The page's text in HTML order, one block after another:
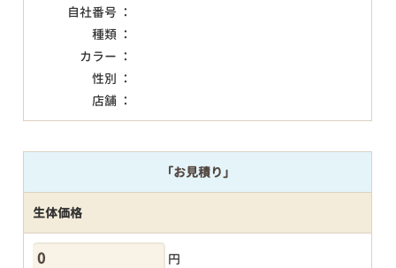
自社番号 ：
種類 ：
カラー ：
性別 ：
店舗 ：
「お見積り」
生体価格
円